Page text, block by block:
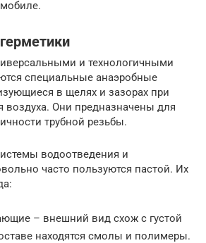
и технологичными
специальные анаэробные
в щелях и зазорах при
воздуха. Они предназначены для
трубной резьбы.
водоотведения и
часто пользуются пастой. Их
– внешний вид схож с густой
находятся смолы и полимеры.